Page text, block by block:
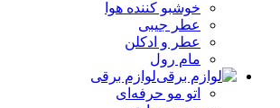
خوشبو کننده هوا
عطر جیبی
عطر و ادکلن
مام رول
لوازم برقی
اتو مو حرفه‌ای